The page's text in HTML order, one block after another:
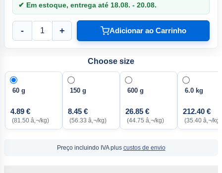
✔ Em estoque, entrega até 18.08. - 20.08.
- + Adicionar ao Carrinho
Choose size
60 g
4.89 €
(81.50 â‚¬/kg)
150 g
8.45 €
(56.33 â‚¬/kg)
600 g
26.85 €
(44.75 â‚¬/kg)
6.0 kg
212.40 €
(35.40 â‚¬/
Preço incluindo IVA plus custos de envio